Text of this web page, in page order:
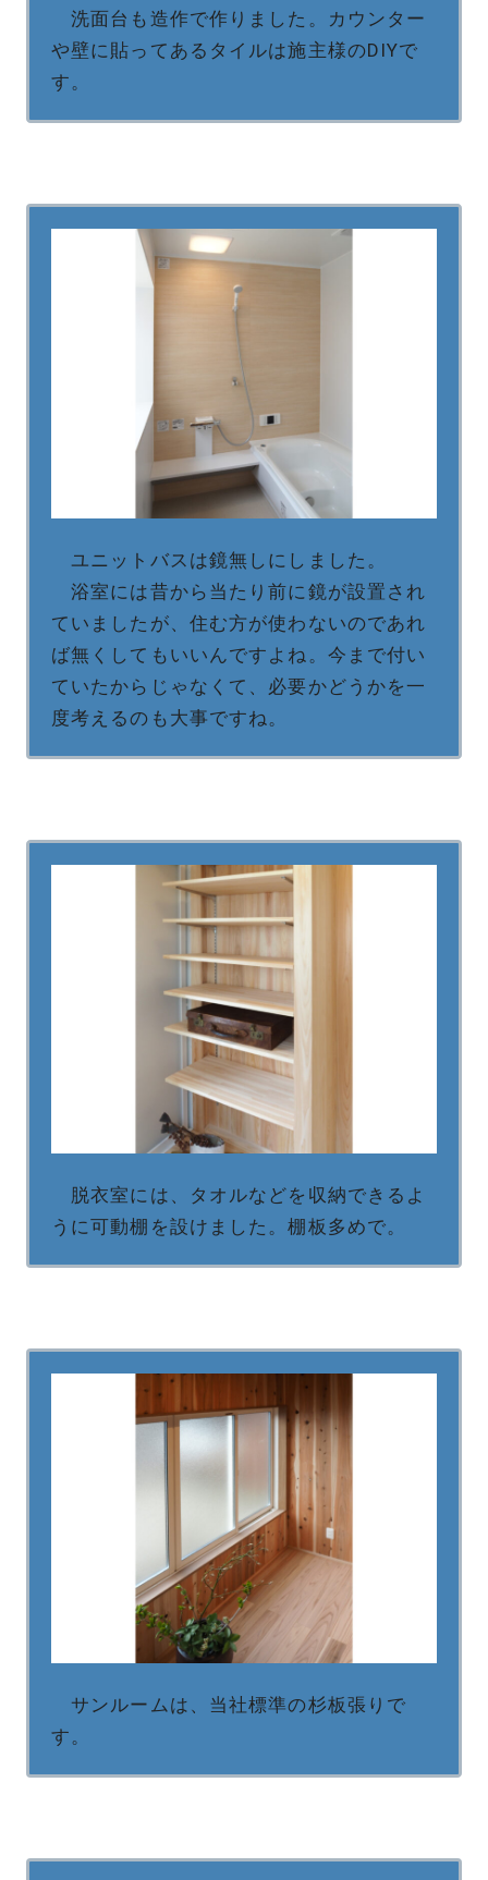
洗面台も造作で作りました。カウンター
や壁に貼ってあるタイルは施主様のDIYで
す。
ユニットバスは鏡無しにしました。
浴室には昔から当たり前に鏡が設置され
ていましたが、住む方が使わないのであれ
ば無くしてもいいんですよね。今まで付い
ていたからじゃなくて、必要かどうかを一
度考えるのも大事ですね。
脱衣室には、タオルなどを収納できるよ
うに可動棚を設けました。棚板多めで。
サンルームは、当社標準の杉板張りで
す。